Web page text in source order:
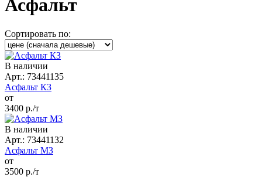
Асфальт
Сортировать по:
В наличии
Арт.: 73441135
Асфальт КЗ
от
3400 р./т
В наличии
Арт.: 73441132
Асфальт МЗ
от
3500 р./т